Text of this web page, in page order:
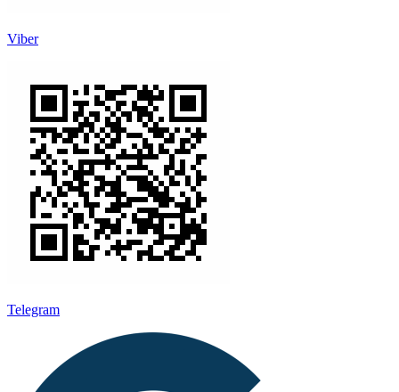
Viber
Telegram